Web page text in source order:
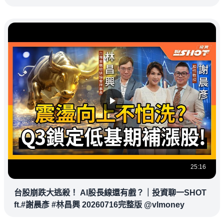
25:16
台股崩跌大逃殺！ AI股長線還有戲？｜投資聊一SHOT
ft.#謝晨彥 #林昌興 20260716完整版 @vlmoney